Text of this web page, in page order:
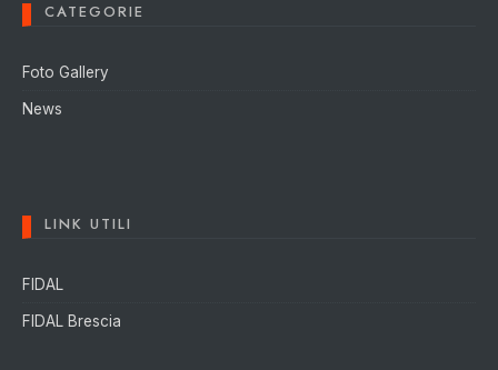
CATEGORIE
Foto Gallery
News
LINK UTILI
FIDAL
FIDAL Brescia